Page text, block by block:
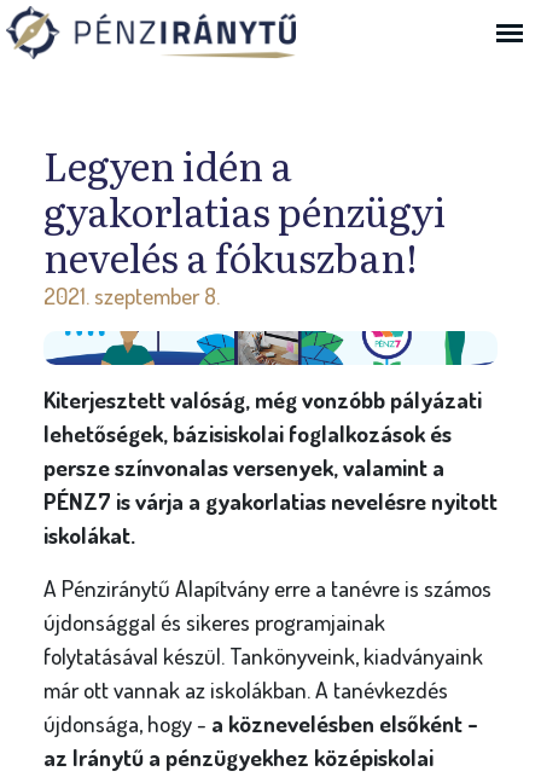
Ugrás a navigációhoz
Legyen idén a
gyakorlatias pénzügyi
nevelés a fókuszban!
2021. szeptember 8.
Kiterjesztett valóság, még vonzóbb pályázati
lehetőségek, bázisiskolai foglalkozások és
persze színvonalas versenyek, valamint a
PÉNZ7 is várja a gyakorlatias nevelésre nyitott
iskolákat.
A Pénziránytű Alapítvány erre a tanévre is számos
újdonsággal és sikeres programjainak
folytatásával készül. Tankönyveink, kiadványaink
már ott vannak az iskolákban. A tanévkezdés
újdonsága, hogy - a köznevelésben elsőként -
az Iránytű a pénzügyekhez középiskolai